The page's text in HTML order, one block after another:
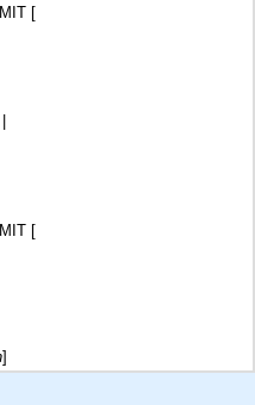
[
[
]